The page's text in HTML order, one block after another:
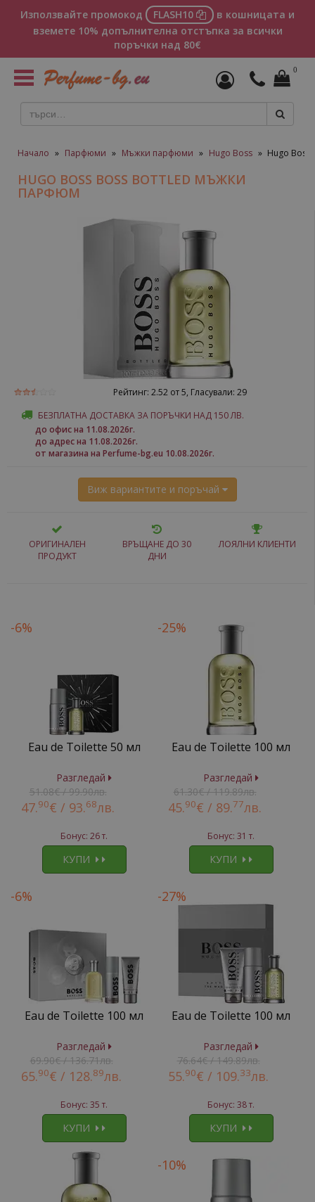
Използвайте промокод FLASH10
в кошницата и
вземете 10% допълнителна отстъпка за всички
поръчки над 80€
Toggle
navigation
0
Начало » Парфюми » Мъжки парфюми » Hugo Boss » Hugo Boss
HUGO BOSS BOSS BOTTLED МЪЖКИ
ПАРФЮМ
Рейтинг: 2.52 от 5, Гласували: 29
БЕЗПЛАТНА ДОСТАВКА ЗА ПОРЪЧКИ НАД 150 ЛВ.
до офис на 11.08.2026г.
до адрес на 11.08.2026г.
от магазина на Perfume-bg.eu 10.08.2026г.
Виж вариантите и поръчай
ОРИГИНАЛЕН
ПРОДУКТ
ВРЪЩАНЕ ДО 30
ДНИ
ЛОЯЛНИ КЛИЕНТИ
-6%
Eau de Toilette 50 мл
Разгледай
51.08€ / 99.90лв.
47.90€ / 93.68лв.
Бонус: 26 т.
КУПИ
-25%
Eau de Toilette 100 мл
Разгледай
61.30€ / 119.89лв.
45.90€ / 89.77лв.
Бонус: 31 т.
КУПИ
-6%
Eau de Toilette 100 мл
Разгледай
69.90€ / 136.71лв.
65.90€ / 128.89лв.
Бонус: 35 т.
КУПИ
-27%
Eau de Toilette 100 мл
Разгледай
76.64€ / 149.89лв.
55.90€ / 109.33лв.
Бонус: 38 т.
КУПИ
-10%